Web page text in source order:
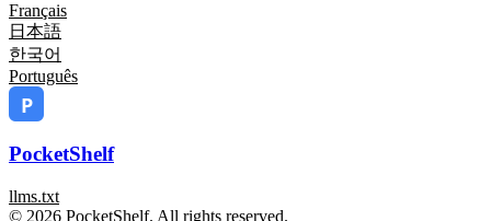
Français
日本語
한국어
Português
PocketShelf
llms.txt
© 2026 PocketShelf. All rights reserved.